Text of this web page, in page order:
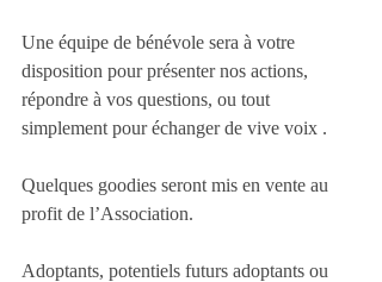
Une équipe de bénévole sera à votre
disposition pour présenter nos actions,
répondre à vos questions, ou tout
simplement pour échanger de vive voix .
Quelques goodies seront mis en vente au
profit de l’Association.
Adoptants, potentiels futurs adoptants ou